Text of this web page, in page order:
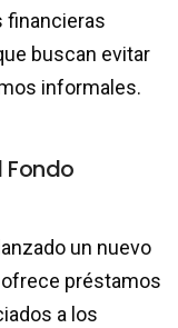
financieras
buscan evitar
informales.
Fondo
un nuevo
préstamos
a los